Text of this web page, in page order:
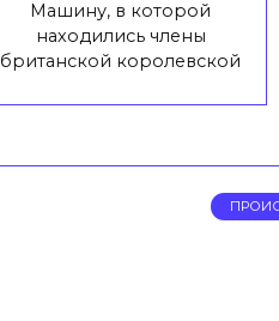
Машину, в которой
находились члены
британской королевской